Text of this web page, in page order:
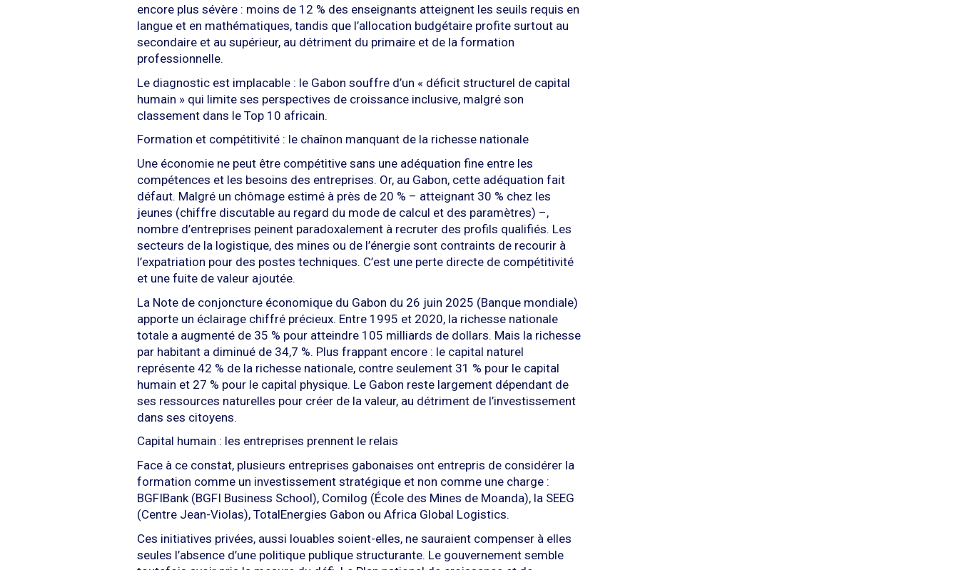
encore plus sévère : moins de 12 % des enseignants atteignent les seuils requis en
langue et en mathématiques, tandis que l’allocation budgétaire profite surtout au
secondaire et au supérieur, au détriment du primaire et de la formation
professionnelle.
Le diagnostic est implacable : le Gabon souffre d’un « déficit structurel de capital
humain » qui limite ses perspectives de croissance inclusive, malgré son
classement dans le Top 10 africain.
Formation et compétitivité : le chaînon manquant de la richesse nationale
Une économie ne peut être compétitive sans une adéquation fine entre les
compétences et les besoins des entreprises. Or, au Gabon, cette adéquation fait
défaut. Malgré un chômage estimé à près de 20 % – atteignant 30 % chez les
jeunes (chiffre discutable au regard du mode de calcul et des paramètres) –,
nombre d’entreprises peinent paradoxalement à recruter des profils qualifiés. Les
secteurs de la logistique, des mines ou de l’énergie sont contraints de recourir à
l’expatriation pour des postes techniques. C’est une perte directe de compétitivité
et une fuite de valeur ajoutée.
La Note de conjoncture économique du Gabon du 26 juin 2025 (Banque mondiale)
apporte un éclairage chiffré précieux. Entre 1995 et 2020, la richesse nationale
totale a augmenté de 35 % pour atteindre 105 milliards de dollars. Mais la richesse
par habitant a diminué de 34,7 %. Plus frappant encore : le capital naturel
représente 42 % de la richesse nationale, contre seulement 31 % pour le capital
humain et 27 % pour le capital physique. Le Gabon reste largement dépendant de
ses ressources naturelles pour créer de la valeur, au détriment de l’investissement
dans ses citoyens.
Capital humain : les entreprises prennent le relais
Face à ce constat, plusieurs entreprises gabonaises ont entrepris de considérer la
formation comme un investissement stratégique et non comme une charge :
BGFIBank (BGFI Business School), Comilog (École des Mines de Moanda), la SEEG
(Centre Jean-Violas), TotalEnergies Gabon ou Africa Global Logistics.
Ces initiatives privées, aussi louables soient-elles, ne sauraient compenser à elles
seules l’absence d’une politique publique structurante. Le gouvernement semble